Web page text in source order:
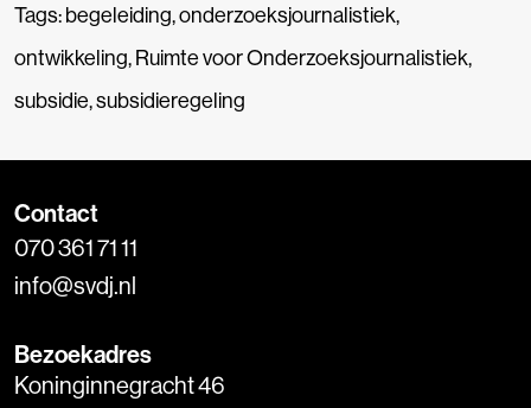
Tags:begeleiding,onderzoeksjournalistiek,
ontwikkeling,Ruimte voor Onderzoeksjournalistiek,
subsidie,subsidieregeling
Contact
070 361 71 11
info@svdj.nl
Bezoekadres
Koninginnegracht 46